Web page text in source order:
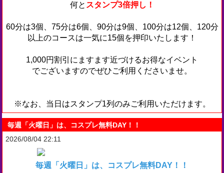
何と スタンプ3倍押し！
60分は3個、75分は6個 、90分は9個、100分は12個、120分
以上のコースは一気に15個を押印いたします！
1,000円割引にますます近づけるお得なイベント
でございますのでぜひご利用くださいませ。
※なお、当日はスタンプ1列のみご利用いただけます。
毎週「火曜日」は、コスプレ無料DAY！！
2026/08/04 22:11
毎週「火曜日」は、コスプレ無料DAY！！